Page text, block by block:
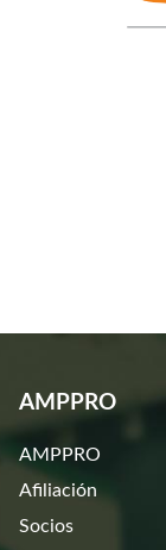
AMPPRO
AMPPRO
Afiliación
Socios